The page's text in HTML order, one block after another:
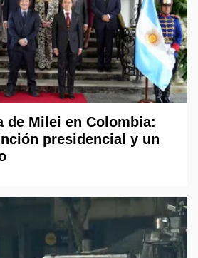
de Milei en Colombia:
presidencial y un